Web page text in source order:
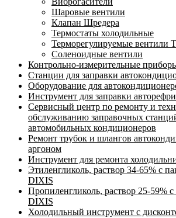
Шаровые вентили
Клапан Шредера
Термостаты холодильные
Терморегулируемые вентили
Соленоидные вентили
Контрольно-измерительные
Станции для заправки
Оборудование для
Инструмент для заправки
Сервисный центр по ремонту и
обслуживанию заправочных
автомобильных кондиционеров
Ремонт трубок и шлангов
аргоном
Инструмент для ремонта
Этиленгликоль, раствор 34-65% с
DIXIS
Пропиленгликоль, раствор 25-59%
DIXIS
Холодильный инструмент с